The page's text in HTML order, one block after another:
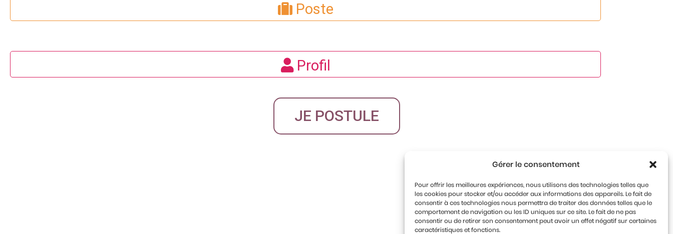
Gérer le consentement
Pour offrir les meilleures expériences, nous utilisons des technologies telles que
les cookies pour stocker et/ou accéder aux informations des appareils. Le fait de
consentir à ces technologies nous permettra de traiter des données telles que le
comportement de navigation ou les ID uniques sur ce site. Le fait de ne pas
consentir ou de retirer son consentement peut avoir un effet négatif sur certaines
caractéristiques et fonctions.
Poste
Profil
JE POSTULE